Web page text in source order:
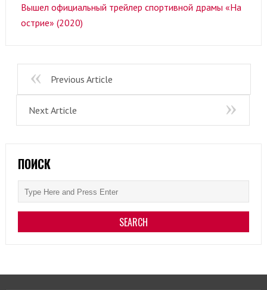
Вышел официальный трейлер спортивной драмы «На
острие» (2020)
Previous Article
Next Article
ПОИСК